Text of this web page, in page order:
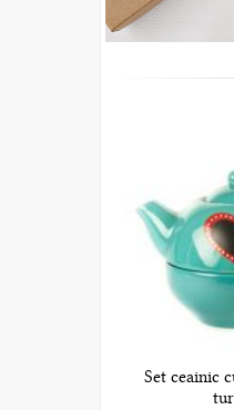
Set ceainic